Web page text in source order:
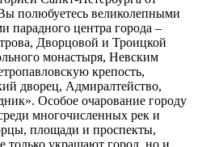
полюбуетесь великолепными
парадного центра города –
Дворцовой и Троицкой
монастыря, Невским
крепость,
дворец, Адмиралтейство,
Особое очарование городу
многочисленных рек и
площади и проспекты,
только украшают город, но и